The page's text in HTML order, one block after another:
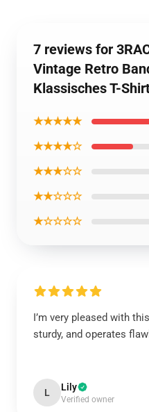
7 reviews for
Vintage Retro
Klassisches T-
★★★★★
★★★★☆
★★★☆☆
★★☆☆☆
★☆☆☆☆
I’m very pleased with
sturdy, and operates
L Lily
Verified owner